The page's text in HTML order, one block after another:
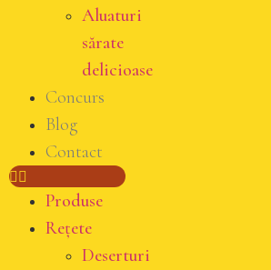
Aluaturi
sărate
delicioase
Concurs
Blog
Contact
Produse
Rețete
Deserturi